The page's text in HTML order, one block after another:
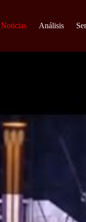
Noticias Análisis